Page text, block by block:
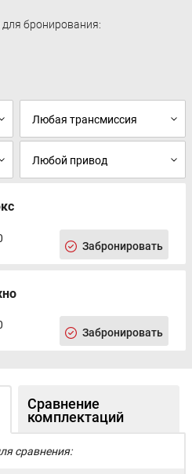
бронирования:
Забронировать
Забронировать
Сравнение
комплектаций
сравнения: